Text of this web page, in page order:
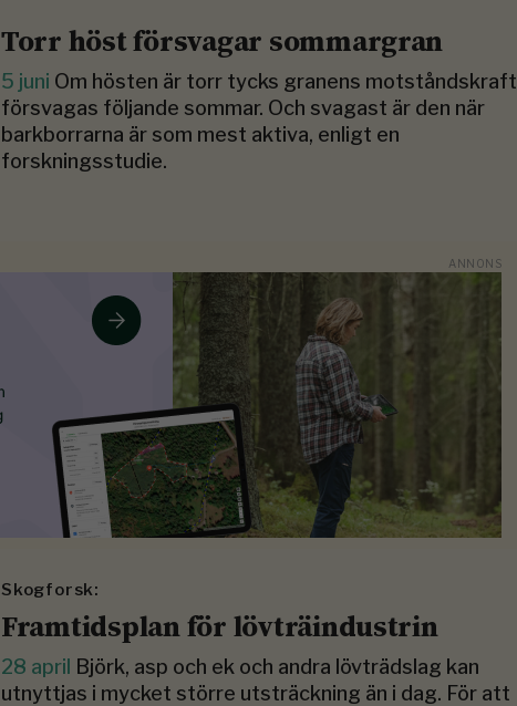
Torr höst försvagar sommargran
5 juni Om hösten är torr tycks granens motståndskraft
försvagas följande sommar. Och svagast är den när
barkborrarna är som mest aktiva, enligt en
forskningsstudie.
Skogforsk:
Framtidsplan för lövträindustrin
28 april
Björk, asp och ek och andra lövträdslag kan
utnyttjas i mycket större utsträckning än i dag. För att